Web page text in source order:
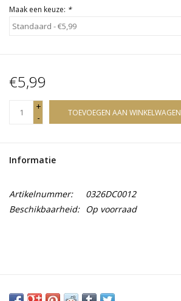
Maak een keuze: *
€5,99
+
-
TOEVOEGEN AAN WINKELWAGEN
Informatie
Artikelnummer:
0326DC0012
Beschikbaarheid: Op voorraad